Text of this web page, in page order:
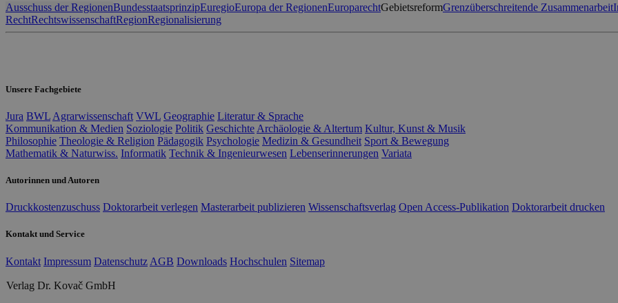
Ausschuss der RegionenBundesstaatsprinzipEuregioEuropa der RegionenEuroparechtGebietsreformGrenzüberschreitende Zusammenarbeit
RechtRechtswissenschaftRegionRegionalisierung
Unsere Fachgebiete
Jura BWL Agrarwissenschaft VWL Geographie Literatur & Sprache
Kommunikation & Medien Soziologie Politik Geschichte Archäologie & Altertum Kultur, Kunst & Musik
Philosophie Theologie & Religion Pädagogik Psychologie Medizin & Gesundheit Sport & Bewegung
Mathematik & Naturwiss. Informatik Technik & Ingenieurwesen Lebenserinnerungen Variata
Autorinnen und Autoren
Druckkostenzuschuss Doktorarbeit verlegen Masterarbeit publizieren Wissenschaftsverlag Open Access-Publikation Doktorarbeit drucken
Kontakt und Service
Kontakt Impressum Datenschutz AGB Downloads Hochschulen Sitemap
Verlag Dr. Kovač GmbH